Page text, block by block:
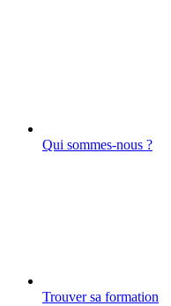
Qui sommes-nous ?
Trouver sa formation